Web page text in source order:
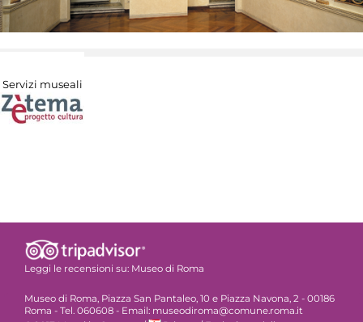
Servizi museali
Leggi le recensioni su: Museo di Roma
Museo di Roma, Piazza San Pantaleo, 10 e Piazza Navona, 2 - 00186
Roma - Tel. 060608 - Email: museodiroma@comune.roma.it